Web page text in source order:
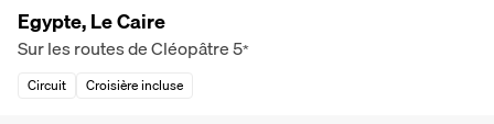
Egypte, Le Caire
Sur les routes de Cléopâtre5*
Circuit Croisière incluse